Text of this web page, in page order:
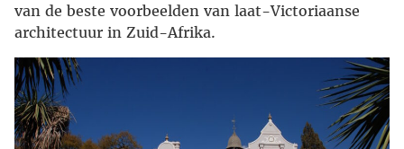
van de beste voorbeelden van laat-Victoriaanse
architectuur in Zuid-Afrika.